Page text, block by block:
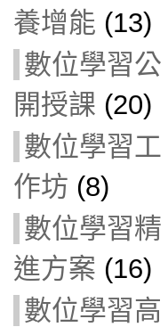
養增能 (13)
數位學習公
開授課 (20)
數位學習工
作坊 (8)
數位學習精
進方案 (16)
數位學習高